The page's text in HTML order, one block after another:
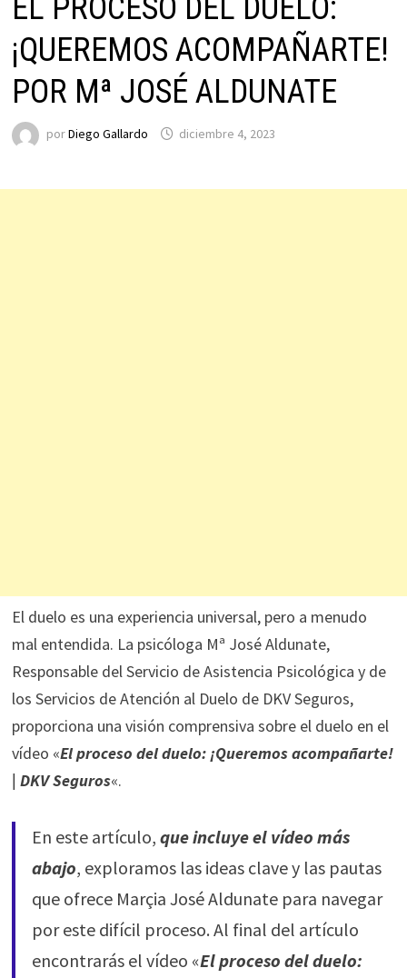
EL PROCESO DEL DUELO:
¡QUEREMOS ACOMPAÑARTE!
POR Mª JOSÉ ALDUNATE
porDiego Gallardo diciembre 4, 2023
El duelo es una experiencia universal, pero a menudo
mal entendida. La psicóloga Mª José Aldunate,
Responsable del Servicio de Asistencia Psicológica y de
los Servicios de Atención al Duelo de DKV Seguros,
proporciona una visión comprensiva sobre el duelo en el
vídeo «El proceso del duelo: ¡Queremos acompañarte!
| DKV Seguros«.
En este artículo, que incluye el vídeo más
abajo, exploramos las ideas clave y las pautas
que ofrece Marçia José Aldunate para navegar
por este difícil proceso. Al final del artículo
encontrarás el vídeo «El proceso del duelo: